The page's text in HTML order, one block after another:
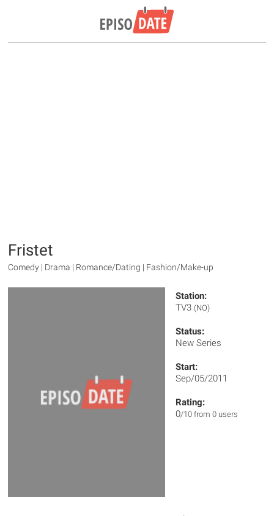
Fristet
Comedy | Drama | Romance/Dating | Fashion/Make-up
Station:
TV3 (NO)
Status:
New Series
Start:
Sep/05/2011
Rating:
0/10 from 0 users